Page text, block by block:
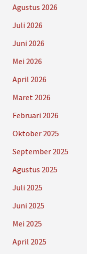
Agustus 2026
Juli 2026
Juni 2026
Mei 2026
April 2026
Maret 2026
Februari 2026
Oktober 2025
September 2025
Agustus 2025
Juli 2025
Juni 2025
Mei 2025
April 2025